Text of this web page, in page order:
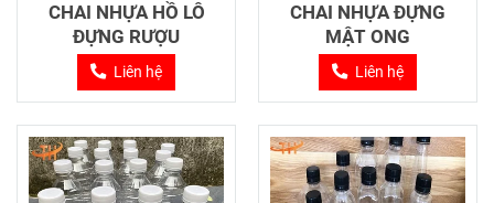
CHAI NHỰA HỒ LÔ
ĐỰNG RƯỢU
Liên hệ
CHAI NHỰA ĐỰNG
MẬT ONG
Liên hệ